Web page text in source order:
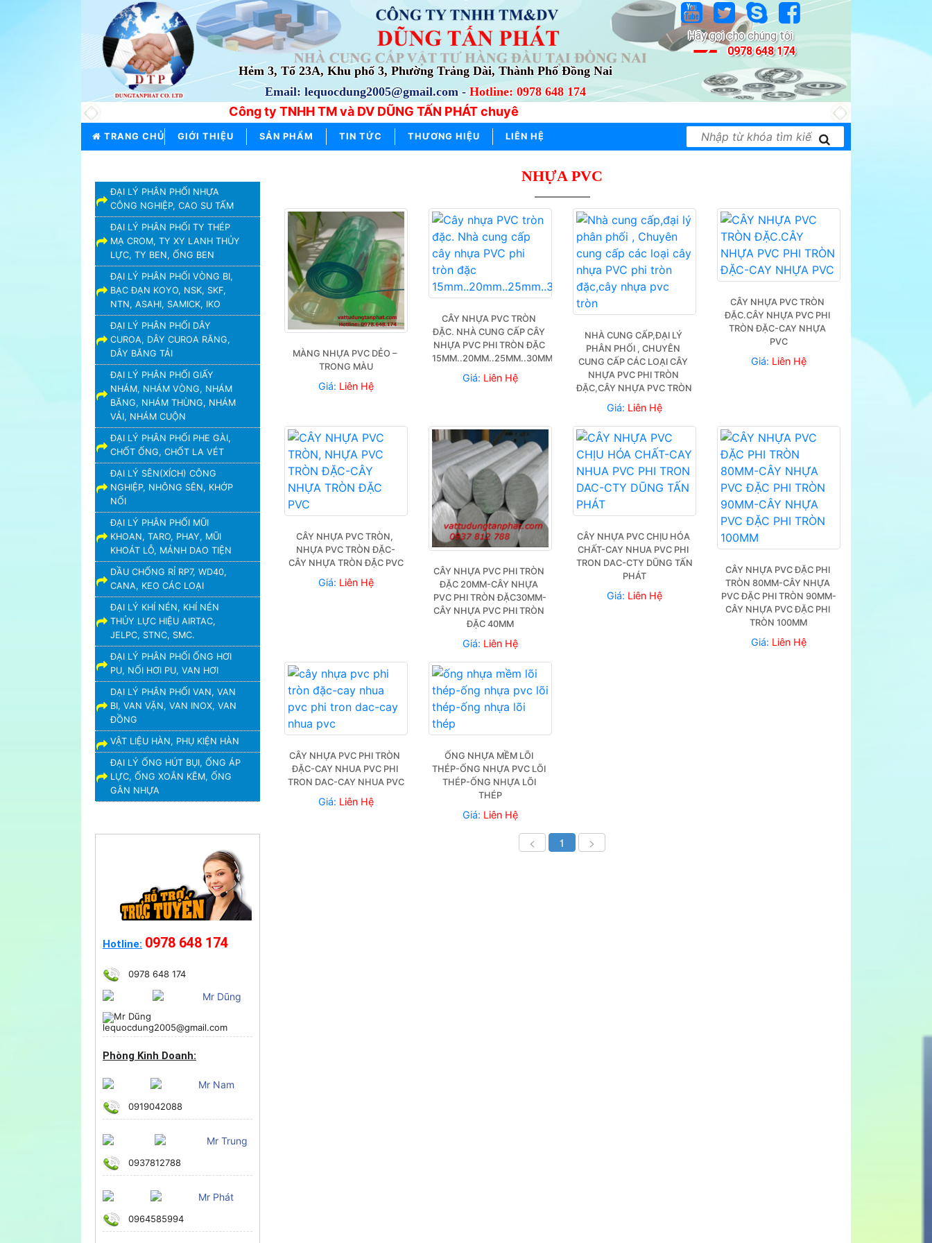
Hẻm 3, Tổ 23A, Khu phố 3, Phường Trảng Dài, Thành Phố Đồng Nai
Email: lequocdung2005@gmail.com -Hotline: 0978 648 174
Hãy gọi cho chúng tôi
0978 648 174
Công ty TNHH TM và DV DŨNG TẤN PHÁT chuyên cung cấp, phân phối thiết bị công nghiệp của nhiều hãng nổi tiếng
TRANG CHỦ GIỚI THIỆU SẢN PHẨM TIN TỨC THƯƠNG HIỆU LIÊN HỆ
ĐẠI LÝ PHÂN PHỐI NHỰA
CÔNG NGHIỆP, CAO SU TẤM
ĐẠI LÝ PHÂN PHỐI TY THÉP
MẠ CROM, TY XY LANH THỦY
LỰC, TY BEN, ỐNG BEN
ĐẠI LÝ PHÂN PHỐI VÒNG BI,
BẠC ĐẠN KOYO, NSK, SKF,
NTN, ASAHI, SAMICK, IKO
ĐẠI LÝ PHÂN PHỐI DÂY
CUROA, DÂY CUROA RĂNG,
DÂY BĂNG TẢI
ĐẠI LÝ PHÂN PHỐI GIẤY
NHÁM, NHÁM VÒNG, NHÁM
BĂNG, NHÁM THÙNG, NHÁM
VẢI, NHÁM CUỘN
ĐẠI LÝ PHÂN PHỐI PHE GÀI,
CHỐT ỐNG, CHỐT LA VÉT
ĐẠI LÝ SÊN(XÍCH) CÔNG
NGHIỆP, NHÔNG SÊN, KHỚP
NỐI
ĐẠI LÝ PHÂN PHỐI MŨI
KHOAN, TARO, PHAY, MŨI
KHOÁT LỖ, MẢNH DAO TIỆN
DẦU CHỐNG RỈ RP7, WD40,
CANA, KEO CÁC LOẠI
ĐẠI LÝ KHÍ NÉN, KHÍ NÉN
THỦY LỰC HIỆU AIRTAC,
JELPC, STNC, SMC.
ĐẠI LÝ PHÂN PHỐI ỐNG HƠI
PU, NỐI HƠI PU, VAN HƠI
DẠI LÝ PHÂN PHỐI VAN, VAN
BI, VAN VẶN, VAN INOX, VAN
ĐỒNG
VẬT LIỆU HÀN, PHỤ KIỆN HÀN
ĐẠI LÝ ỐNG HÚT BỤI, ỐNG ÁP
LỰC, ỐNG XOẮN KẼM, ỐNG
GÂN NHỰA
Hotline: 0978 648 174
0978 648 174
Mr Dũng
lequocdung2005@gmail.com
Phòng Kinh Doanh:
Mr Nam
0919042088
Mr Trung
0937812788
Mr Phát
0964585994
NHỰA PVC
MÀNG NHỰA PVC DẺO –
TRONG MÀU
Giá: Liên Hệ
CÂY NHỰA PVC TRÒN
ĐẶC. NHÀ CUNG CẤP CÂY
NHỰA PVC PHI TRÒN ĐẶC
15MM..20MM..25MM..30MM..40MM.50MM..80M
Giá: Liên Hệ
NHÀ CUNG CẤP,ĐẠI LÝ
PHÂN PHỐI , CHUYÊN
CUNG CẤP CÁC LOẠI CÂY
NHỰA PVC PHI TRÒN
ĐẶC,CÂY NHỰA PVC TRÒN
Giá: Liên Hệ
CÂY NHỰA PVC TRÒN
ĐẶC.CÂY NHỰA PVC PHI
TRÒN ĐẶC-CAY NHỰA
PVC
Giá: Liên Hệ
CÂY NHỰA PVC TRÒN,
NHỰA PVC TRÒN ĐẶC-
CÂY NHỰA TRÒN ĐẶC PVC
Giá: Liên Hệ
CÂY NHỰA PVC PHI TRÒN
ĐẶC 20MM-CÂY NHỰA
PVC PHI TRÒN ĐẶC30MM-
CÂY NHỰA PVC PHI TRÒN
ĐẶC 40MM
Giá: Liên Hệ
CÂY NHỰA PVC CHỊU HÓA
CHẤT-CAY NHUA PVC PHI
TRON DAC-CTY DŨNG TẤN
PHÁT
Giá: Liên Hệ
CÂY NHỰA PVC ĐẶC PHI
TRÒN 80MM-CÂY NHỰA
PVC ĐẶC PHI TRÒN 90MM-
CÂY NHỰA PVC ĐẶC PHI
TRÒN 100MM
Giá: Liên Hệ
CÂY NHỰA PVC PHI TRÒN
ĐẶC-CAY NHUA PVC PHI
TRON DAC-CAY NHUA PVC
Giá: Liên Hệ
ỐNG NHỰA MỀM LÕI
THÉP-ỐNG NHỰA PVC LÕI
THÉP-ỐNG NHỰA LÕI
THÉP
Giá: Liên Hệ
< 1 >